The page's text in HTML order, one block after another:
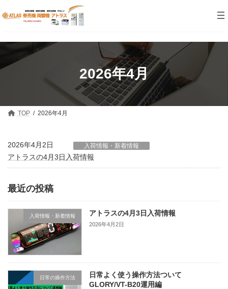
ン
テ
ツ
キ
ビ
ゲ
シ
に
2026年4月
TOP 2026年4月
2026年4月2日 入荷情報・新着情報
アトラスの4月3日入荷情報
最近の投稿
入荷情報・新着情報 アトラスの4月3日入荷情報
2026年4月2日
日常の操作方法
日常よく使う操作方法ついて
GLORY/VT-B20運用編